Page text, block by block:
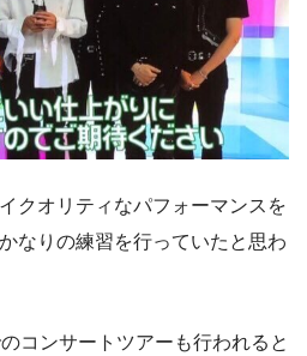
クオリティなパフォーマンスを
なりの練習を行っていたと思わ
コンサートツアーも行われると